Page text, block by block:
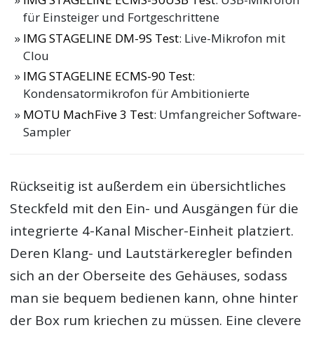
für Einsteiger und Fortgeschrittene
IMG STAGELINE DM-9S Test: Live-Mikrofon mit
Clou
IMG STAGELINE ECMS-90 Test:
Kondensatormikrofon für Ambitionierte
MOTU MachFive 3 Test: Umfangreicher Software-
Sampler
Rückseitig ist außerdem ein übersichtliches
Steckfeld mit den Ein- und Ausgängen für die
integrierte 4-Kanal Mischer-Einheit platziert.
Deren Klang- und Lautstärkeregler befinden
sich an der Oberseite des Gehäuses, sodass
man sie bequem bedienen kann, ohne hinter
der Box rum kriechen zu müssen. Eine clevere